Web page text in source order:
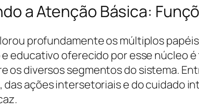
a Atenção Básica:
profundamente os múltiplos
educativo oferecido por esse núcleo
os diversos segmentos do sistema.
das ações intersetoriais e do cuidado